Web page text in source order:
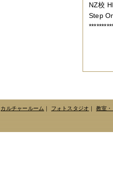
NZ校
Step
カルチャールーム｜ フォトスタジオ｜ 教室